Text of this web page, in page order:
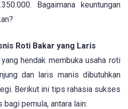
Bagaimana keuntungan
Roti Bakar yang Laris
hendak membuka usaha roti
dan laris manis dibutuhkan
Berikut ini tips rahasia sukses
pemula, antara lain: